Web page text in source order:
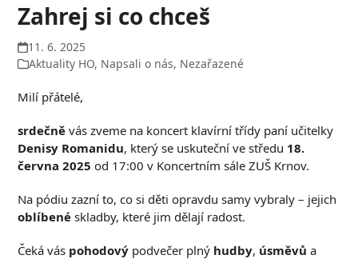
Zahrej si co chceš
11. 6. 2025
Aktuality HO, Napsali o nás, Nezařazené
Milí přátelé,
srdečně vás zveme na koncert klavírní třídy paní učitelky
Denisy Romanidu, který se uskuteční ve středu 18.
června 2025 od 17:00 v Koncertním sále ZUŠ Krnov.
Na pódiu zazní to, co si děti opravdu samy vybraly – jejich
oblíbené skladby, které jim dělají radost.
Čeká vás pohodový podvečer plný hudby, úsměvů a